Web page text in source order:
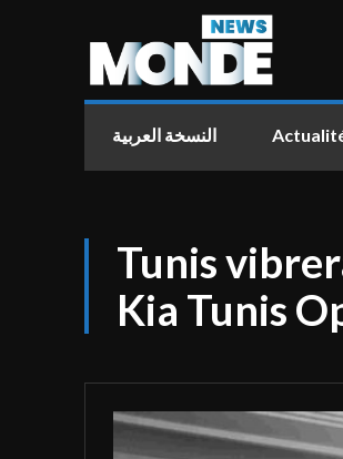
النسخة العربية
Tunis
Kia Tunis